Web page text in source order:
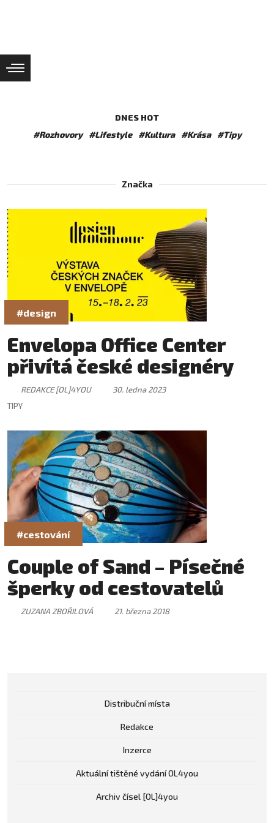
DNES HOT
#Rozhovory
#Lifestyle #Kultura #Krása #Tipy
Značka
#design
Envelopa Office Center
přivítá české designéry
REDAKCE [OL]4YOU
30. ledna 2023
TIPY
#cestování
Couple of Sand – Písečné
šperky od cestovatelů
ZUZANA ZBOŘILOVÁ 21. března 2018
Distribuční místa
Redakce
Inzerce
Aktuální tištěné vydání OL4you
Archiv čísel [OL]4you